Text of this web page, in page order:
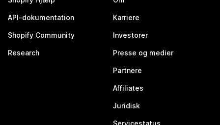
API-dokumentation
Shopify Community
Research
Karriere
Investorer
Presse og medier
Partnere
Affiliates
Juridisk
Servicestatus